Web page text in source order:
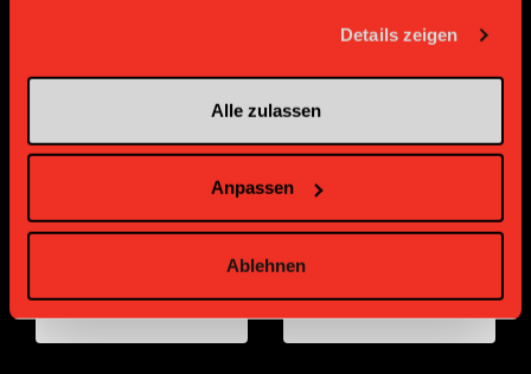
Details zeigen
Alle zulassen
Anpassen
Ablehnen
Supplier Supplier